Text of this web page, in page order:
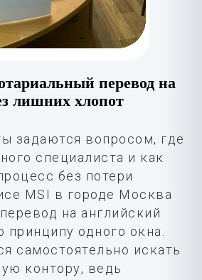
перевод на
лишних хлопот
задаются вопросом, где
специалиста и как
без потери
MSI в городе Москва
на английский
принципу одного окна.
самостоятельно искать
контору, ведь